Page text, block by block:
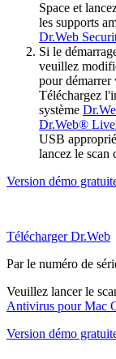
Space et
les supports
Dr.Web
Si le
veuillez
pour
Téléchargez
système
Dr.Web®
USB
lancez le scan
Version démo
Télécharger Dr.Web
Par le numéro de
Veuillez lancer le
Antivirus pour Mac
Version démo